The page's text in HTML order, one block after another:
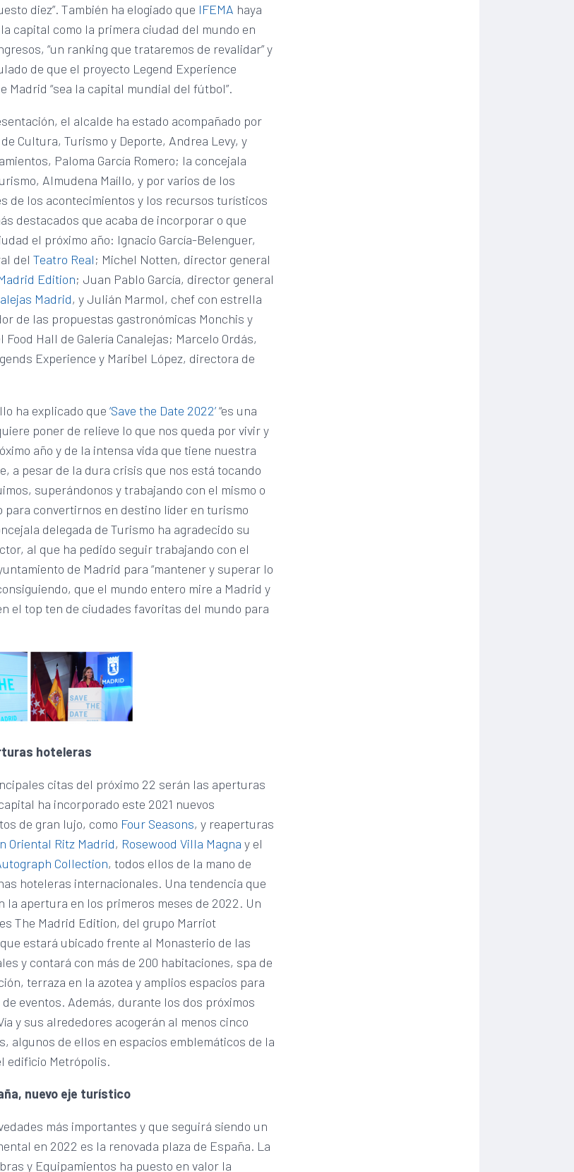
diez”. También ha elogiado que IFEMA haya
capital como la primera ciudad del mundo en
“un ranking que trataremos de revalidar” y
de que el proyecto Legend Experience
Madrid “sea la capital mundial del fútbol”.
el alcalde ha estado acompañado por
Cultura, Turismo y Deporte, Andrea Levy, y
Paloma García Romero; la concejala
Almudena Maíllo, y por varios de los
de los acontecimientos y los recursos turísticos
destacados que acaba de incorporar o que
el próximo año: Ignacio García-Belenguer,
delTeatro Real; Michel Notten, director general
Edition; Juan Pablo García, director general
Madrid, y Julián Marmol, chef con estrella
de las propuestas gastronómicas Monchis y
Food Hall de Galería Canalejas; Marcelo Ordás,
Experience y Maribel López, directora de
ha explicado que‘Save the Date 2022’“es una
poner de relieve lo que nos queda por vivir y
año y de la intensa vida que tiene nuestra
a pesar de la dura crisis que nos está tocando
superándonos y trabajando con el mismo o
para convertirnos en destino líder en turismo
delegada de Turismo ha agradecido su
al que ha pedido seguir trabajando con el
de Madrid para “mantener y superar lo
que el mundo entero mire a Madrid y
el top ten de ciudades favoritas del mundo para
hoteleras
citas del próximo 22 serán las aperturas
ha incorporado este 2021 nuevos
de gran lujo, como Four Seasons, y reaperturas
Oriental Ritz Madrid, Rosewood Villa Magna y el
Collection, todos ellos de la mano de
hoteleras internacionales. Una tendencia que
la apertura en los primeros meses de 2022. Un
The Madrid Edition, del grupo Marriot
estará ubicado frente al Monasterio de las
y contará con más de 200 habitaciones, spa de
terraza en la azotea y amplios espacios para
eventos. Además, durante los dos próximos
y sus alrededores acogerán al menos cinco
algunos de ellos en espacios emblemáticos de la
edificio Metrópolis.
nuevo eje turístico
más importantes y que seguirá siendo un
en 2022 es la renovada plaza de España. La
y Equipamientos ha puesto en valor la